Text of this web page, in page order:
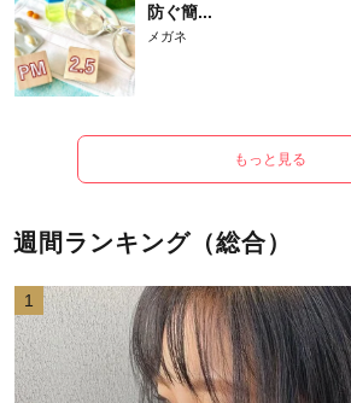
防ぐ簡...
メガネ
もっと見る
週間ランキング（総合）
1